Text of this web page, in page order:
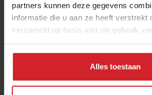
partners kunnen deze gegevens
informatie die u aan ze heeft verstrekt
verzameld op basis van uw gebruik
Alles toestaan
Het meest opvallende foodnieuws van